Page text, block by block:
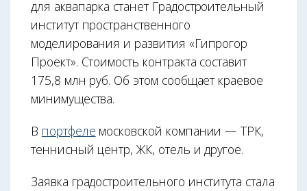
для аквапарка станет Градостроительный
институт пространственного
моделирования и развития «Гипрогор
Проект». Стоимость контракта составит
175,8 млн руб. Об этом сообщает краевое
минимущества.
В портфеле московской компании — ТРК,
теннисный центр, ЖК, отель и другое.
Заявка градостроительного института стала